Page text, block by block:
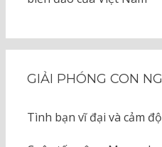
GIẢI PHÓNG CON
Tình bạn vĩ đại và cảm